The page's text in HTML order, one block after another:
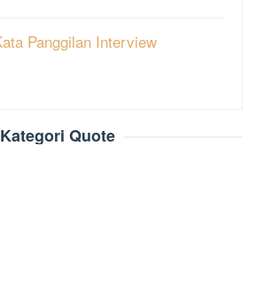
Panggilan Interview
Kategori Quote